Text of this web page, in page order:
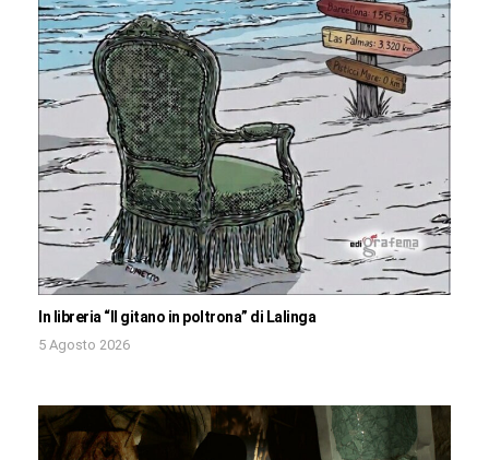
In libreria “Il gitano in poltrona” di Lalinga
5 Agosto 2026